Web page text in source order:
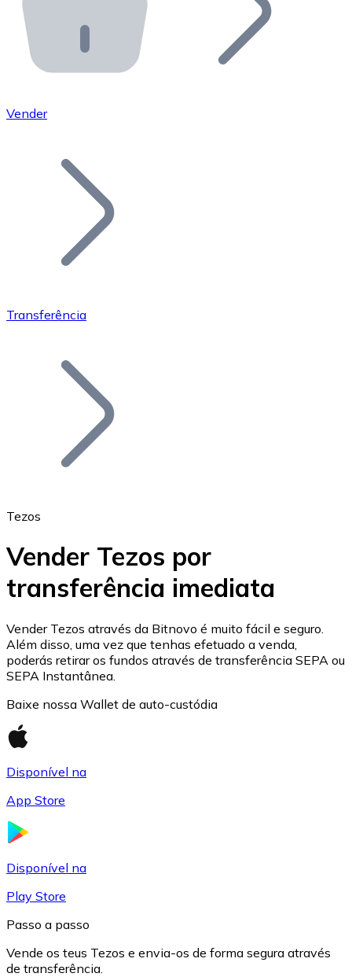
API Bitnovo
Integre nossa API no seu ecossistema.
Junte-se à nossa rede de revendedores e comercialize
Adicione o token do seu projeto ao nosso serviço de
Bitcoin
Ethereum
ETH
Vender
Transferência
Tezos
Vender Tezos por
transferência imediata
Vender Tezos através da Bitnovo é muito fácil e seguro.
Além disso, uma vez que tenhas efetuado a venda,
poderás retirar os fundos através de transferência SEPA ou
SEPA Instantânea.
Baixe nossa Wallet de auto-custódia
Disponível na
App Store
Disponível na
Play Store
Passo a passo
Vende os teus Tezos e envia-os de forma segura através
de transferência.